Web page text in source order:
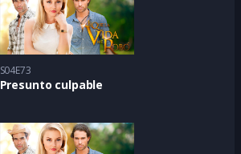
S04E73
Presunto culpable